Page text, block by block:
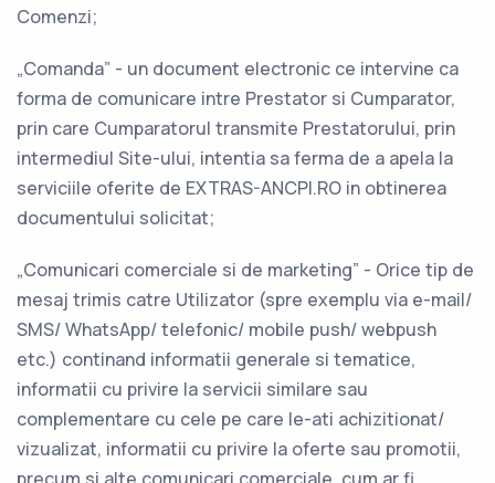
Comenzi;
„Comanda” - un document electronic ce intervine ca
forma de comunicare intre Prestator si Cumparator,
prin care Cumparatorul transmite Prestatorului, prin
intermediul Site-ului, intentia sa ferma de a apela la
serviciile oferite de EXTRAS-ANCPI.RO in obtinerea
documentului solicitat;
„Comunicari comerciale si de marketing” - Orice tip de
mesaj trimis catre Utilizator (spre exemplu via e-mail/
SMS/ WhatsApp/ telefonic/ mobile push/ webpush
etc.) continand informatii generale si tematice,
informatii cu privire la servicii similare sau
complementare cu cele pe care le-ati achizitionat/
vizualizat, informatii cu privire la oferte sau promotii,